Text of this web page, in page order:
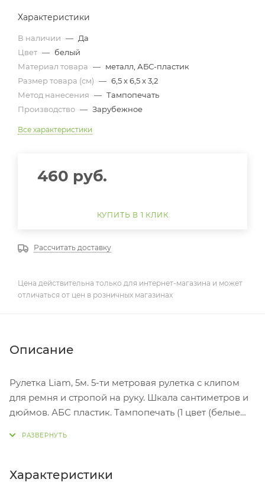
Характеристики
В наличии — Да
Цвет — белый
Материал товара — металл, АБС-пластик
Размер товара (см) — 6,5 x 6,5 x 3,2
Метод нанесения — Тампопечать
Производство — Зарубежное
Все характеристики
460 руб.
КУПИТЬ В 1 КЛИК
Рассчитать доставку
Цена действительна только для интернет-магазина и может
отличаться от цен в розничных магазинах
Описание
Рулетка Liam, 5м. 5-ти метровая рулетка с клипом
для ремня и стропой на руку. Шкала сантиметров и
дюймов. АБС пластик. Тампопечать (1 цвет (белые
Характеристики